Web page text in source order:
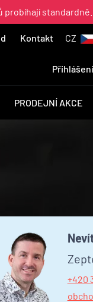
probíhají standardně.
Kontakt CZ
Přihlášení
PRODEJNÍ AKCE
+420